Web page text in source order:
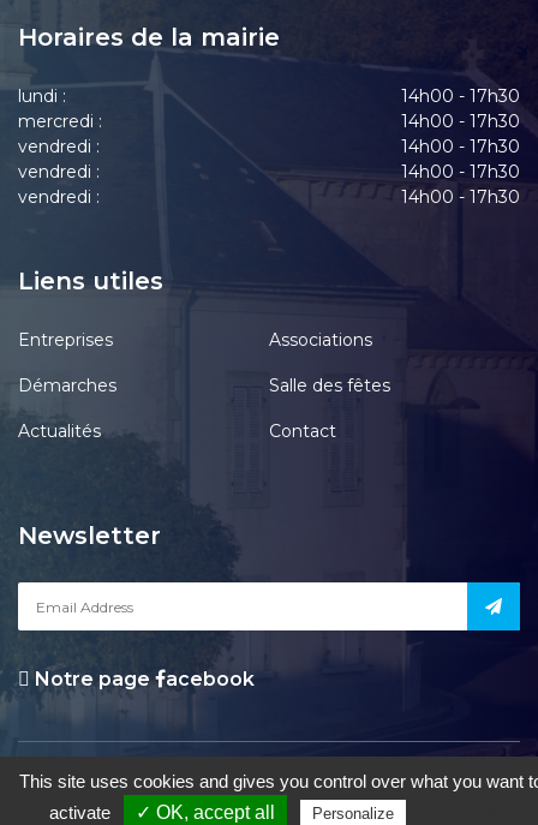
Horaires de la mairie
lundi :
14h00 - 17h30
mercredi :
14h00 - 17h30
vendredi :
14h00 - 17h30
vendredi :
14h00 - 17h30
vendredi :
14h00 - 17h30
Liens utiles
Entreprises Associations
Démarches Salle des fêtes
Actualités Contact
Newsletter
Notre page acebook
le Pont-Chrétien-Chabenet|Mentions Légales|Accessibilité|Une
création de Gil FOURGEAUD
This site uses cookies and gives you control over what you want
activate
✓ OK, accept all Personalize